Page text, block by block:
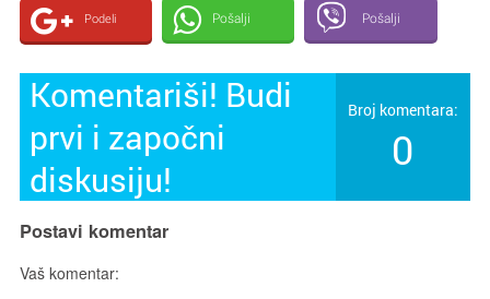
Podeli Pošalji Pošalji
Komentariši! Budi
prvi i započni
diskusiju!
Broj komentara:
0
Postavi komentar
Vaš komentar: